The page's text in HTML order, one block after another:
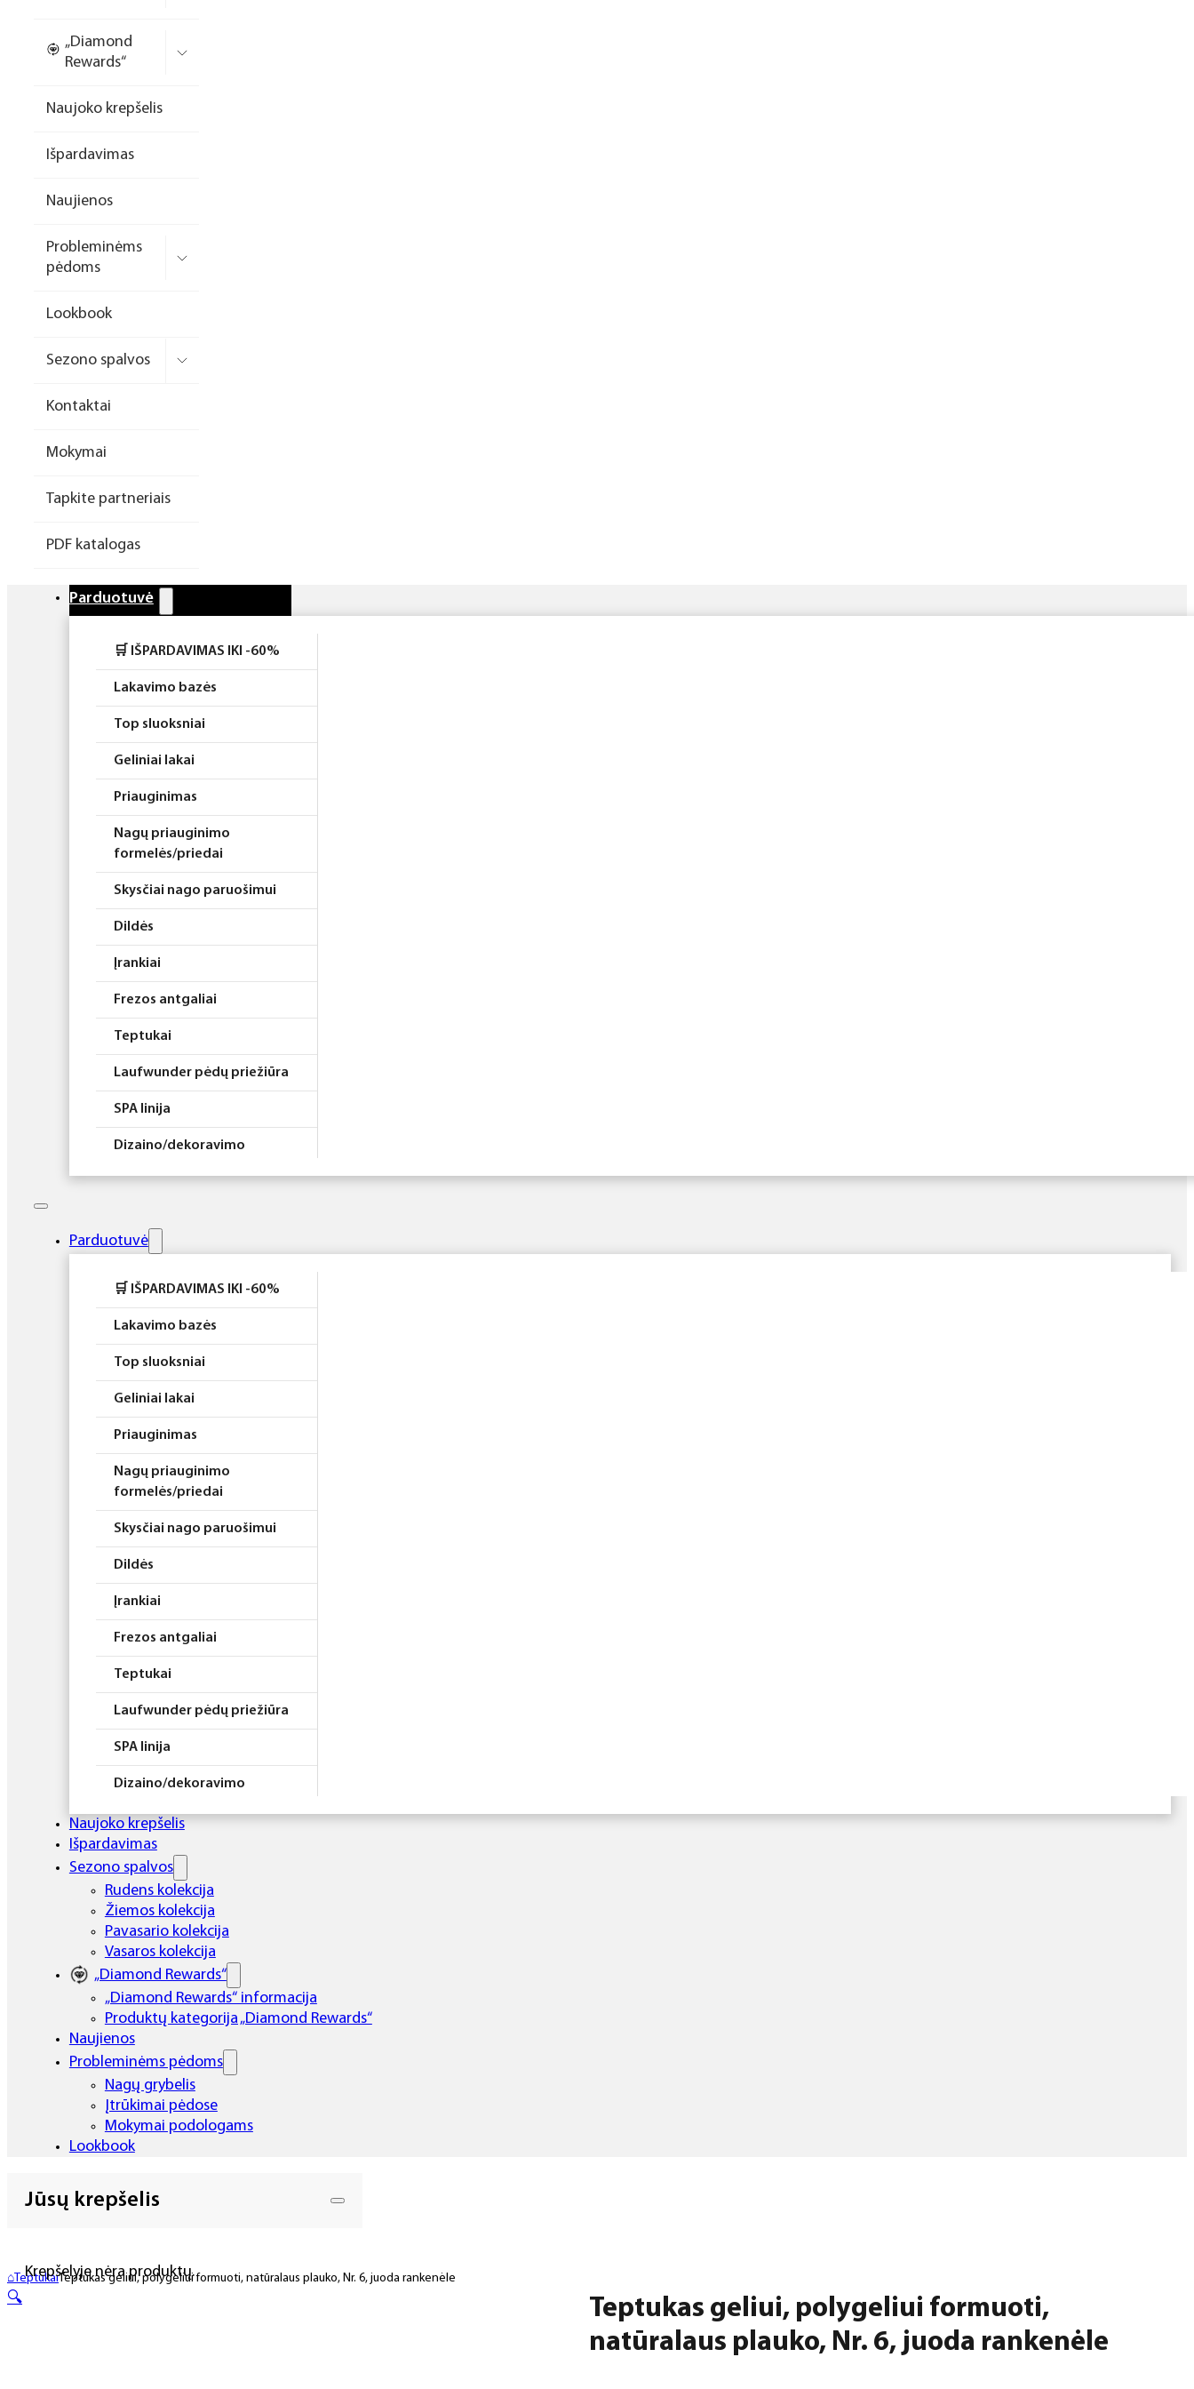
formelės/priedai
Dildės
Įrankiai
Laufwunder pėdų priežiūra
priemonės
Rinkiniai
„Diamond
Rewards“
Naujoko krepšelis
Išpardavimas
Naujienos
Probleminėms
pėdoms
Lookbook
Sezono spalvos
Kontaktai
Mokymai
Tapkite partneriais
PDF katalogas
Parduotuvė
🛒 IŠPARDAVIMAS IKI -60%
Lakavimo bazės
Top sluoksniai
Geliniai lakai
Priauginimas
Nagų priauginimo
formelės/priedai
Skysčiai nago paruošimui
Dildės
Įrankiai
Frezos antgaliai
Teptukai
Laufwunder pėdų priežiūra
SPA linija
Dizaino/dekoravimo
Higiena
Rinkiniai
Parduotuvė
🛒 IŠPARDAVIMAS IKI -60%
Lakavimo bazės
Top sluoksniai
Geliniai lakai
Priauginimas
Nagų priauginimo
formelės/priedai
Skysčiai nago paruošimui
Dildės
Įrankiai
Frezos antgaliai
Teptukai
Laufwunder pėdų priežiūra
SPA linija
Dizaino/dekoravimo
Elektros prietaisai
Higiena
Atributika
Rinkiniai
Naujoko krepšelis
Išpardavimas
Sezono spalvos
Rudens kolekcija
Žiemos kolekcija
Pavasario kolekcija
Vasaros kolekcija
„Diamond Rewards“
„Diamond Rewards“ informacija
Produktų kategorija „Diamond Rewards“
Naujienos
Probleminėms pėdoms
Nagų grybelis
Įtrūkimai pėdose
Mokymai podologams
Lookbook
Jūsų krepšelis
Krepšelyje nėra produktų.
⌂ TeptukaiTeptukas geliui, polygeliui formuoti, natūralaus plauko, Nr. 6, juoda rankenėle
🔍
Teptukas geliui, polygeliui formuoti,
natūralaus plauko, Nr. 6, juoda rankenėle